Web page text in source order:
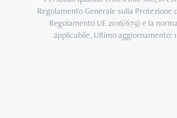
Regolamento Generale sulla Protezione
Regolamento UE 2016/679) e la
applicabile. Ultimo aggiornamento: